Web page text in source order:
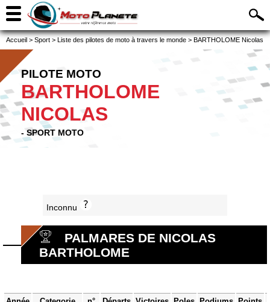
Accueil > Sport > Liste des pilotes de moto à travers le monde > BARTHOLOME Nicolas
PILOTE MOTO
BARTHOLOME
NICOLAS
- SPORT MOTO
Inconnu
PALMARES DE NICOLAS
BARTHOLOME